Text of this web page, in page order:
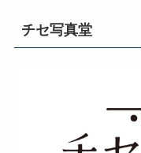
チセ写真堂